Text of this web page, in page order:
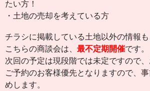
たい方！
・土地の売却を考えている方
チラシに掲載している土地以外の情報も
こちらの商談会は、 最不定期開催です。
次回の予定は現段階では未定ですので、
ご予約のお客様優先となりますので、
めします。